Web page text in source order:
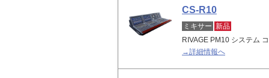
CS-R10
ミキサー 新品
RIVAGE PM10 システム
→詳細情報へ